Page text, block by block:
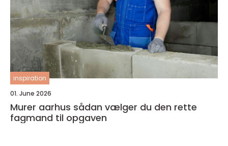
inspiration
01. June 2026
Murer aarhus sådan vælger du den rette
fagmand til opgaven